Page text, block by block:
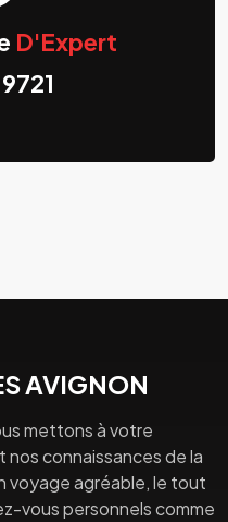
D'Expert
AVIGNON
mettons à votre
connaissances de la
voyage agréable, le tout
vous personnels comme